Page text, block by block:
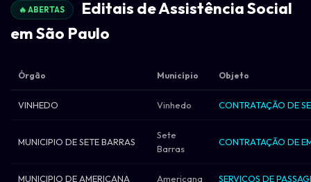
🔥 ABERTAS
Editais de Assistência Social
em São Paulo
Órgão Município Objeto
VINHEDO Vinhedo
MUNICIPIO DE SETE BARRAS
Sete
Barras
MUNICIPIO DE AMERICANA Americana